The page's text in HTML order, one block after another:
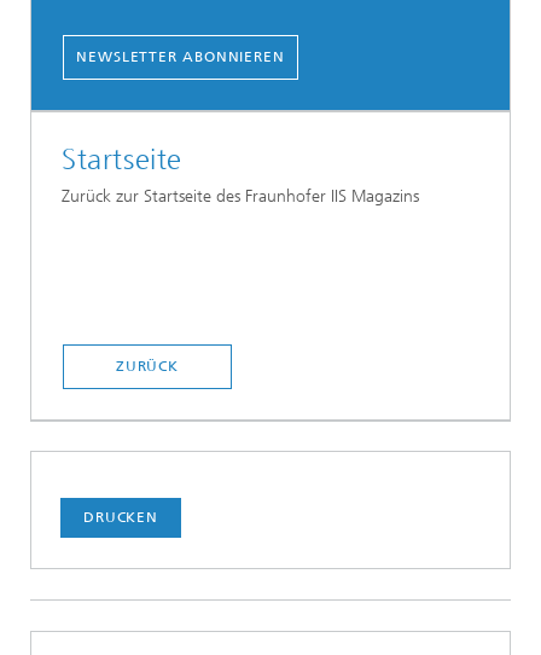
NEWSLETTER ABONNIEREN
Startseite
Zurück zur Startseite des Fraunhofer IIS Magazins
ZURÜCK
DRUCKEN